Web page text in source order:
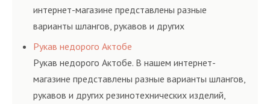
интернет-магазине представлены разные
варианты шлангов, рукавов и других
резинотехнических изделий, соответствующих
ГОСТам, техническим условиям и нормативам.
Рукав недорого Актобе
Рукав недорого Актобе. В нашем интернет-
магазине представлены разные варианты шлангов,
рукавов и других резинотехнических изделий,